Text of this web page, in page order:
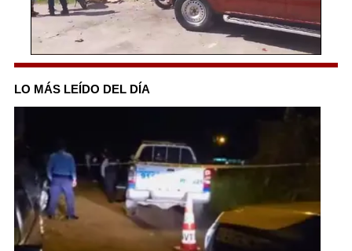
0
of
1
minute,
LO MÁS LEÍDO DEL DÍA